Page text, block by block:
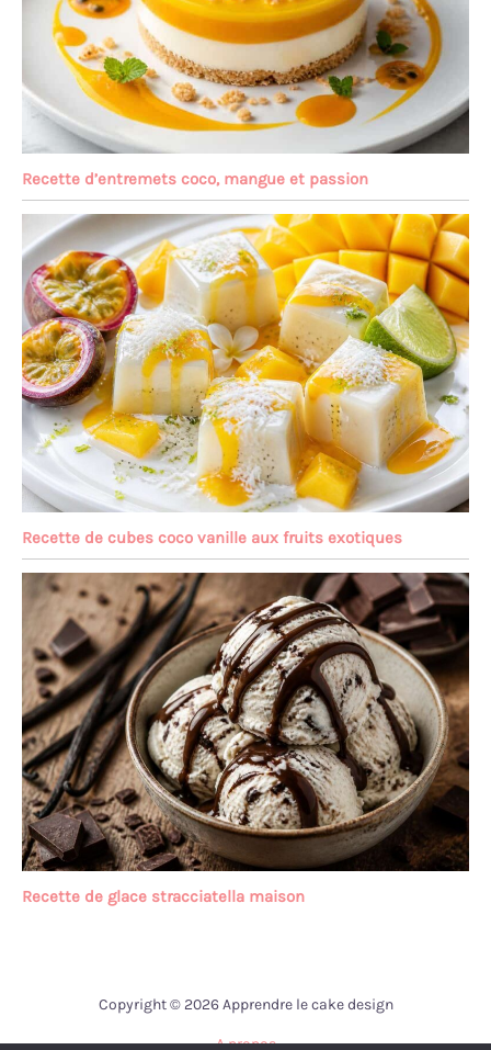
Recette d’entremets coco, mangue et passion
Recette de cubes coco vanille aux fruits exotiques
Recette de glace stracciatella maison
Copyright © 2026 Apprendre le cake design
A propos